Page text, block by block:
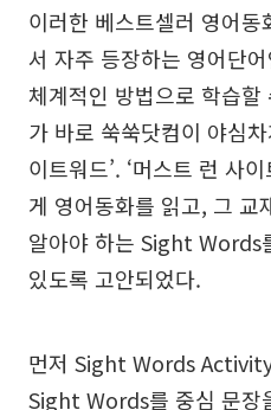
이러한 베스트셀러 영어
서 자주 등장하는 영어단
체계적인 방법으로 학습할
가 바로 쑥쑥닷컴이 야심
이트워드’. ‘머스트 런 사
게 영어동화를 읽고, 그 교
알아야 하는 Sight Words
있도록 고안되었다.
먼저 Sight Words
Sight Words를 중심 문장